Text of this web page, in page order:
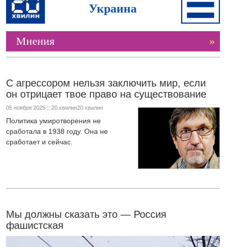
Украина
Мнения »
С агрессором нельзя заключить мир, если
он отрицает твое право на существование
05 ноября 2025 :: 20 хвилин20 хвилин
Политика умиротворения не
сработала в 1938 году. Она не
сработает и сейчас.
Мы должны сказать это — Россия
фашистская